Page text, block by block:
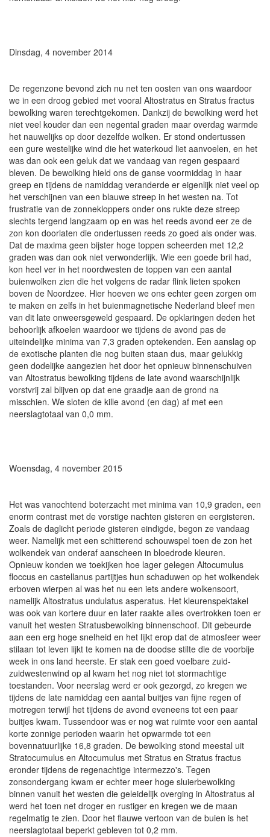
Dinsdag, 4 november 2014
De regenzone bevond zich nu net ten oosten van ons waardoor
we in een droog gebied met vooral Altostratus en Stratus fractus
bewolking waren terechtgekomen. Dankzij de bewolking werd het
niet veel kouder dan een negental graden maar overdag warmde
het nauwelijks op door dezelfde wolken. Er stond ondertussen
een gure westelijke wind die het waterkoud liet aanvoelen, en het
was dan ook een geluk dat we vandaag van regen gespaard
bleven. De bewolking hield ons de ganse voormiddag in haar
greep en tijdens de namiddag veranderde er eigenlijk niet veel op
het verschijnen van een blauwe streep in het westen na. Tot
frustratie van de zonnekloppers onder ons rukte deze streep
slechts tergend langzaam op en was het reeds avond eer ze de
zon kon doorlaten die ondertussen reeds zo goed als onder was.
Dat de maxima geen bijster hoge toppen scheerden met 12,2
graden was dan ook niet verwonderlijk. Wie een goede bril had,
kon heel ver in het noordwesten de toppen van een aantal
buienwolken zien die het volgens de radar flink lieten spoken
boven de Noordzee. Hier hoeven we ons echter geen zorgen om
te maken en zelfs in het buienmagnetische Nederland bleef men
van dit late onweersgeweld gespaard. De opklaringen deden het
behoorlijk afkoelen waardoor we tijdens de avond pas de
uiteindelijke minima van 7,3 graden optekenden. Een aanslag op
de exotische planten die nog buiten staan dus, maar gelukkig
geen dodelijke aangezien het door het opnieuw binnenschuiven
van Altostratus bewolking tijdens de late avond waarschijnlijk
vorstvrij zal blijven op dat ene graadje aan de grond na
misschien. We sloten de kille avond (en dag) af met een
neerslagtotaal van 0,0 mm.
Woensdag, 4 november 2015
Het was vanochtend boterzacht met minima van 10,9 graden, een
enorm contrast met de vorstige nachten gisteren en eergisteren.
Zoals de daglicht periode gisteren eindigde, begon ze vandaag
weer. Namelijk met een schitterend schouwspel toen de zon het
wolkendek van onderaf aanscheen in bloedrode kleuren.
Opnieuw konden we toekijken hoe lager gelegen Altocumulus
floccus en castellanus partijtjes hun schaduwen op het wolkendek
erboven wierpen al was het nu een iets andere wolkensoort,
namelijk Altostratus undulatus asperatus. Het kleurenspektakel
was ook van kortere duur en later raakte alles overtrokken toen er
vanuit het westen Stratusbewolking binnenschoof. Dit gebeurde
aan een erg hoge snelheid en het lijkt erop dat de atmosfeer weer
stilaan tot leven lijkt te komen na de doodse stilte die de voorbije
week in ons land heerste. Er stak een goed voelbare zuid-
zuidwestenwind op al kwam het nog niet tot stormachtige
toestanden. Voor neerslag werd er ook gezorgd, zo kregen we
tijdens de late namiddag een aantal buitjes van fijne regen of
motregen terwijl het tijdens de avond eveneens tot een paar
buitjes kwam. Tussendoor was er nog wat ruimte voor een aantal
korte zonnige perioden waarin het opwarmde tot een
bovennatuurlijke 16,8 graden. De bewolking stond meestal uit
Stratocumulus en Altocumulus met Stratus en Stratus fractus
eronder tijdens de regenachtige intermezzo's. Tegen
zonsondergang kwam er echter meer hoge sluierbewolking
binnen vanuit het westen die geleidelijk overging in Altostratus al
werd het toen net droger en rustiger en kregen we de maan
regelmatig te zien. Door het flauwe vertoon van de buien is het
neerslagtotaal beperkt gebleven tot 0,2 mm.